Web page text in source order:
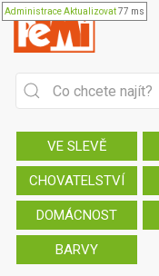
AdministraceAktualizovat77 ms
VE SLEVĚ
CHOVATELSTVÍ
DOMÁCNOST
BARVY